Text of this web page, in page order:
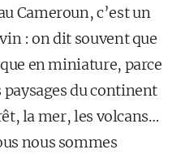
Cameroun, c’est un
: on dit souvent que
en miniature, parce
paysages du continent
la mer, les volcans…
nous sommes